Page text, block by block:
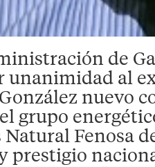
de
unanimidad al
nuevo
grupo
Natural Fenosa
prestigio